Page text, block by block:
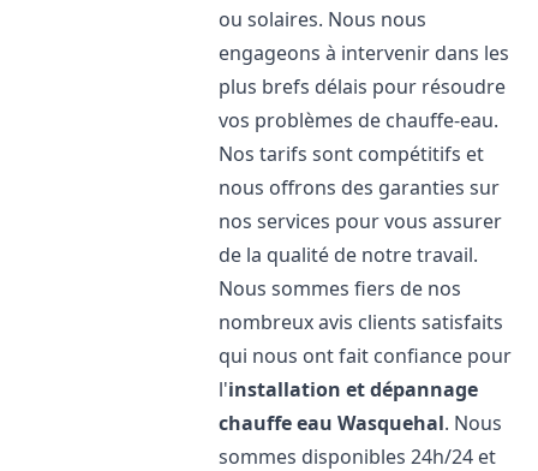
ou solaires. Nous nous
engageons à intervenir dans les
plus brefs délais pour résoudre
vos problèmes de chauffe-eau.
Nos tarifs sont compétitifs et
nous offrons des garanties sur
nos services pour vous assurer
de la qualité de notre travail.
Nous sommes fiers de nos
nombreux avis clients satisfaits
qui nous ont fait confiance pour
l'installation et dépannage
chauffe eau Wasquehal. Nous
sommes disponibles 24h/24 et